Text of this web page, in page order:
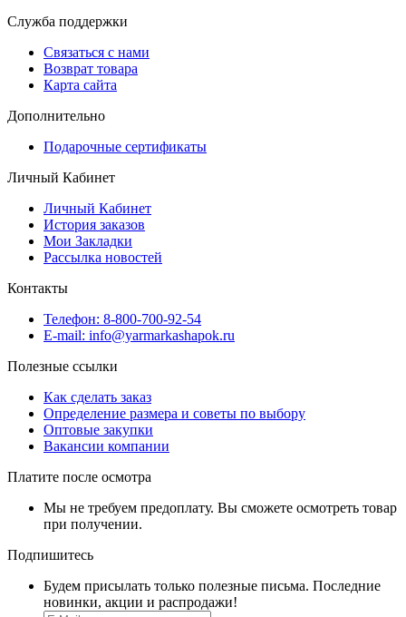
Служба поддержки
Связаться с нами
Возврат товара
Карта сайта
Дополнительно
Подарочные сертификаты
Личный Кабинет
Личный Кабинет
История заказов
Мои Закладки
Рассылка новостей
Контакты
Телефон: 8-800-700-92-54
E-mail: info@yarmarkashapok.ru
Полезные ссылки
Как сделать заказ
Определение размера и советы по выбору
Оптовые закупки
Вакансии компании
Платите после осмотра
Мы не требуем предоплату. Вы сможете осмотреть товар
при получении.
Подпишитесь
Будем присылать только полезные письма. Последние
новинки, акции и распродажи!